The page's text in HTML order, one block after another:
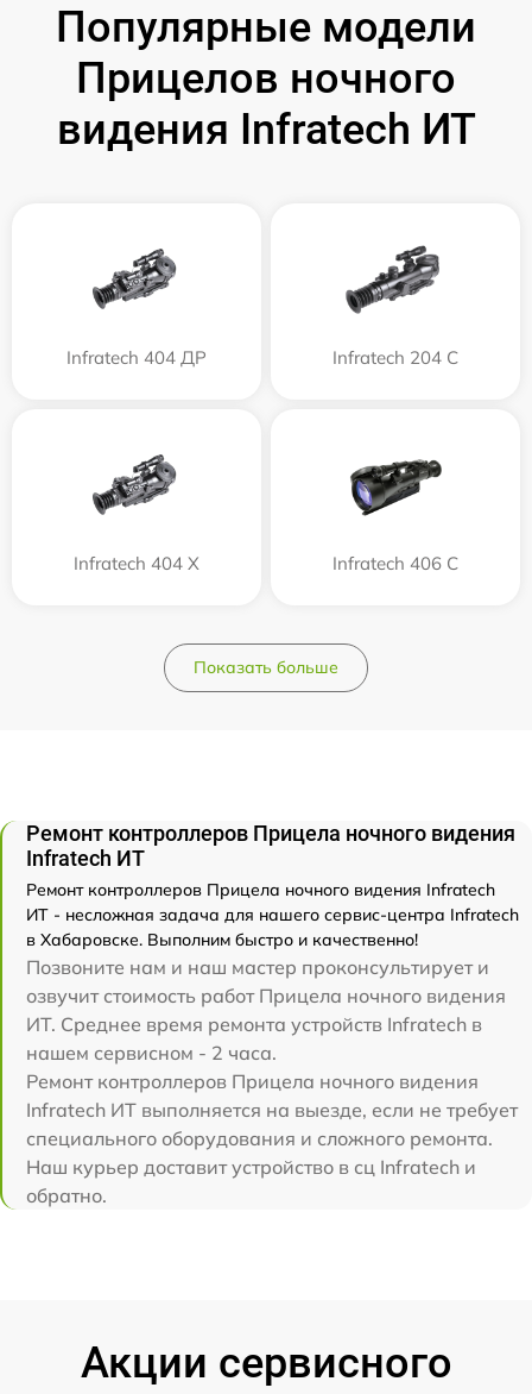
Популярные модели
Прицелов ночного
видения Infratech ИТ
Infratech 404 ДР Infratech 204 С
Infratech 404 Х Infratech 406 С
Показать больше
Ремонт контроллеров Прицела ночного видения
Infratech ИТ
Ремонт контроллеров Прицела ночного видения Infratech
ИТ - несложная задача для нашего сервис-центра Infratech
в Хабаровске. Выполним быстро и качественно!
Позвоните нам и наш мастер проконсультирует и
озвучит стоимость работ Прицела ночного видения
ИТ. Среднее время ремонта устройств Infratech в
нашем сервисном - 2 часа.
Ремонт контроллеров Прицела ночного видения
Infratech ИТ выполняется на выезде, если не требует
специального оборудования и сложного ремонта.
Наш курьер доставит устройство в сц Infratech и
обратно.
Акции сервисного